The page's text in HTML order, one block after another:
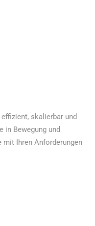
skalierbar und
in Bewegung und
mit Ihren Anforderungen